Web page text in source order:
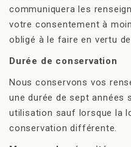
communiquera les
votre consentement à
obligé à le faire en vertu
Durée de conservation
Nous conservons vos
une durée de sept années
utilisation sauf lorsque la
conservation différente.